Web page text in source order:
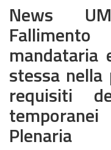
News
mandataria
stessa
requisiti
Plenaria